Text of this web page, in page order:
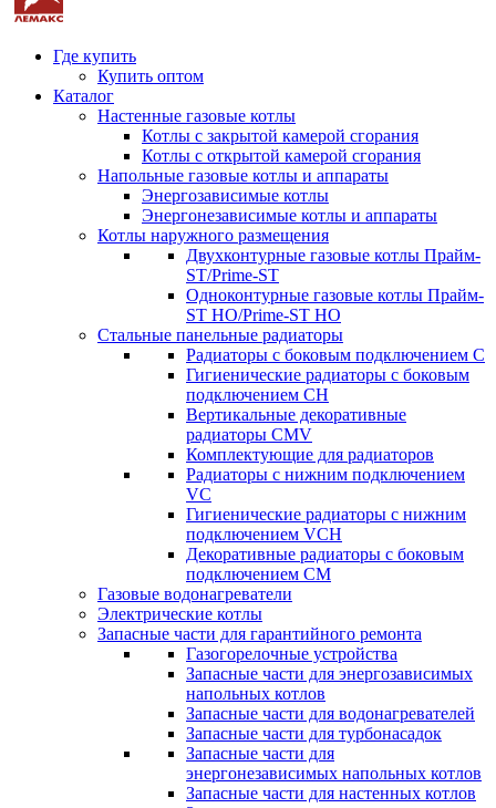
Где купить
Купить оптом
Каталог
Настенные газовые котлы
Котлы с закрытой камерой сгорания
Котлы с открытой камерой сгорания
Напольные газовые котлы и аппараты
Энергозависимые котлы
Энергонезависимые котлы и аппараты
Котлы наружного размещения
Двухконтурные газовые котлы Прайм-
ST/Prime-ST
Одноконтурные газовые котлы Прайм-
ST HO/Prime-ST HO
Стальные панельные радиаторы
Радиаторы c боковым подключением C
Гигиенические радиаторы c боковым
подключением CH
Вертикальные декоративные
радиаторы CMV
Комплектующие для радиаторов
Радиаторы c нижним подключением
VC
Гигиенические радиаторы c нижним
подключением VCH
Декоративные радиаторы с боковым
подключением CM
Газовые водонагреватели
Электрические котлы
Запасные части для гарантийного ремонта
Газогорелочные устройства
Запасные части для энергозависимых
напольных котлов
Запасные части для водонагревателей
Запасные части для турбонасадок
Запасные части для
энергонезависимых напольных котлов
Запасные части для настенных котлов